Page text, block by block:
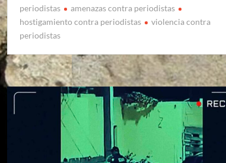
periodistas
amenazas contra periodistas
hostigamiento contra periodistas
violencia contra
periodistas